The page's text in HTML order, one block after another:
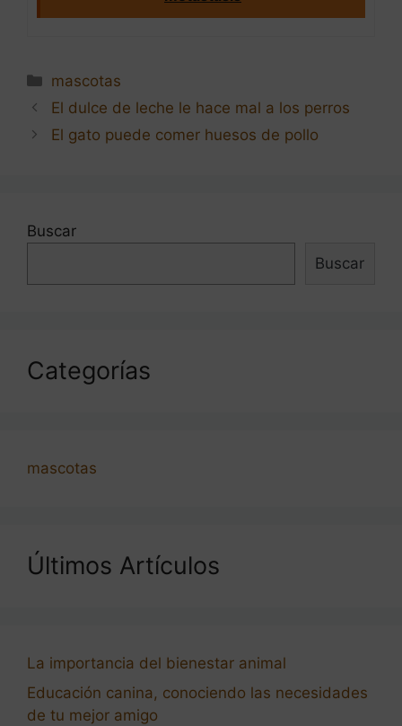
Categorías
mascotas
Navegación
de
entradas
El dulce de leche le hace mal a los perros
El gato puede comer huesos de pollo
Buscar
Buscar
Categorías
mascotas
Últimos Artículos
La importancia del bienestar animal
Educación canina, conociendo las necesidades
de tu mejor amigo